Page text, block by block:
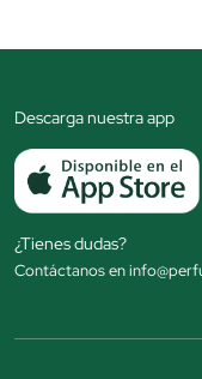
Descarga nuestra app
¿Tienes dudas?
Contáctanos en